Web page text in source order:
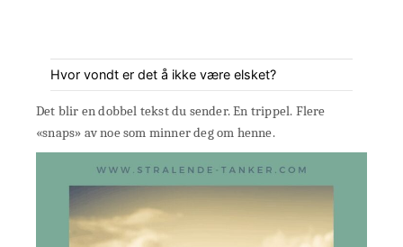
Hvor vondt er det å ikke være elsket?
Det blir en dobbel tekst du sender. En trippel. Flere
«snaps» av noe som minner deg om henne.